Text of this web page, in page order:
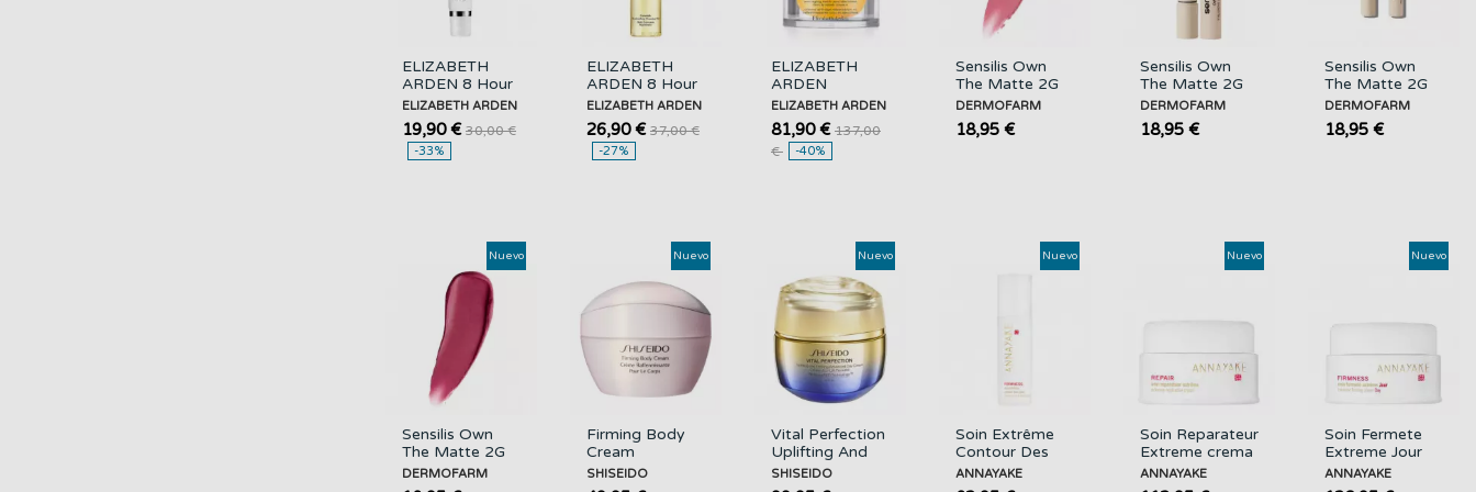
ELIZABETH
ARDEN 8 Hour
Cream
Nourishing Lip
Balm Spf 20 ,
15ML
ELIZABETH ARDEN
19,90 € 30,00 €
-33%
ELIZABETH
ARDEN 8 Hour
Cream
Ceramide
Replenishing
Cleansing...
ELIZABETH ARDEN
26,90 € 37,00 €
-27%
ELIZABETH
ARDEN
Prevage Anti-
aging Neck And
Decollete Firm
And...
ELIZABETH ARDEN
81,90 € 137,00
€
-40%
Sensilis Own
The Matte 2G
03 Self Love
DERMOFARM
DERMOFARM
18,95 €
Sensilis Own
The Matte 2G
02 Game On
DERMOFARM
DERMOFARM
18,95 €
Sensilis Own
The Matte 2G
01 Heart
Breaker
DERMOFARM
DERMOFARM
18,95 €
Sensilis Own
The Matte 2G
04 No Sorrow
DERMOFARM
DERMOFARM
Nuevo
Firming Body
Cream
SHISEIDO
SHISEIDO
Nuevo
Vital Perfection
Uplifting And
Firming
Advanced Day
SHISEIDO
Nuevo
Soin Extrême
Contour Des
Yeux crema
Tratamiento
ANNAYAKE
Nuevo
Soin Reparateur
Extreme crema
Facial
Reparadora
ANNAYAKE
Nuevo
Soin Fermete
Extreme Jour
crema Facial
Reafirmante
ANNAYAKE
Nuevo